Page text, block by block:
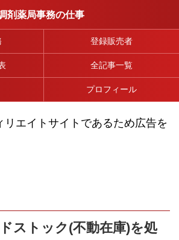
剤薬局事務の仕事
登録販売者
全記事一覧
プロフィール
リエイトサイトであるため広告を
ストック(不動在庫)を処